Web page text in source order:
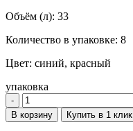
Объём (л): 33
Количество в упаковке: 8
Цвет: синий, красный
упаковка
‐
В корзину
Купить в 1 клик